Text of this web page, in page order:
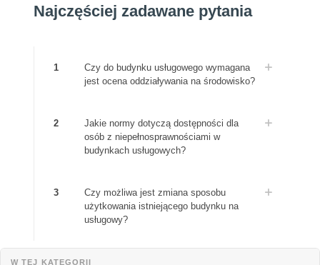
Najczęściej zadawane pytania
1
Czy do budynku usługowego wymagana
jest ocena oddziaływania na środowisko?
2
Jakie normy dotyczą dostępności dla
osób z niepełnosprawnościami w
budynkach usługowych?
3
Czy możliwa jest zmiana sposobu
użytkowania istniejącego budynku na
usługowy?
W TEJ KATEGORII